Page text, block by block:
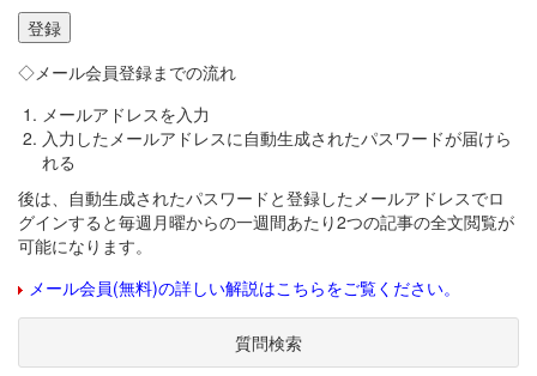
◇メール会員登録までの流れ
メールアドレスを入力
入力したメールアドレスに自動生成されたパスワードが届けら
れる
後は、自動生成されたパスワードと登録したメールアドレスでロ
グインすると毎週月曜からの一週間あたり2つの記事の全文閲覧が
可能になります。
メール会員(無料)の詳しい解説はこちらをご覧ください。
質問検索